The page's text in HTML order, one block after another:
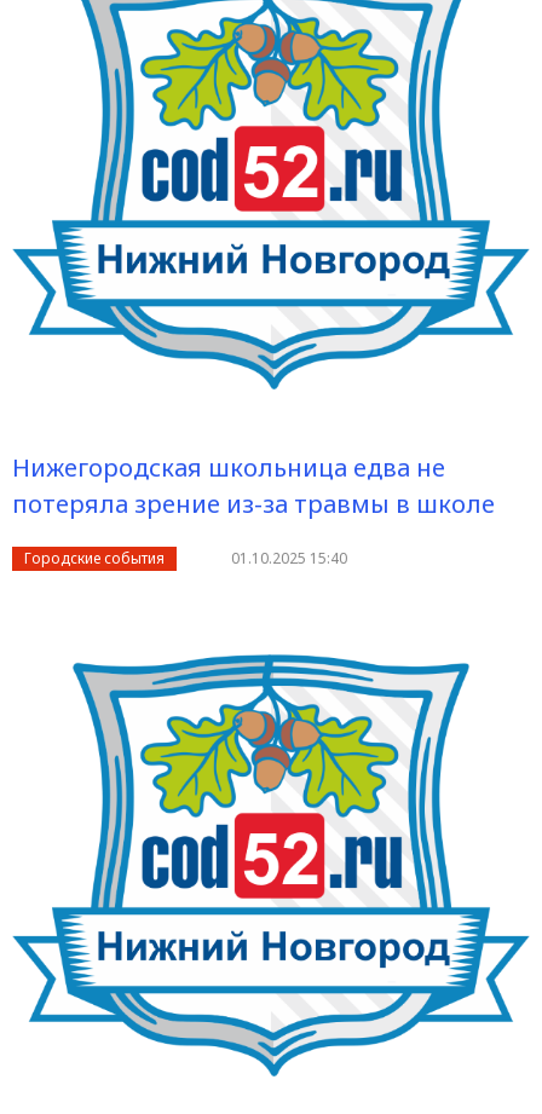
Нижегородская школьница едва не
потеряла зрение из-за травмы в школе
Городские события 01.10.2025 15:40